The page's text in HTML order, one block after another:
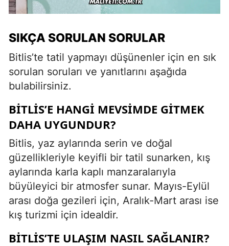
SIKÇA SORULAN SORULAR
Bitlis’te tatil yapmayı düşünenler için en sık
sorulan soruları ve yanıtlarını aşağıda
bulabilirsiniz.
BITLIS’E HANGI MEVSIMDE GITMEK
DAHA UYGUNDUR?
Bitlis, yaz aylarında serin ve doğal
güzellikleriyle keyifli bir tatil sunarken, kış
aylarında karla kaplı manzaralarıyla
büyüleyici bir atmosfer sunar. Mayıs-Eylül
arası doğa gezileri için, Aralık-Mart arası ise
kış turizmi için idealdir.
BITLIS’TE ULAŞIM NASIL SAĞLANIR?